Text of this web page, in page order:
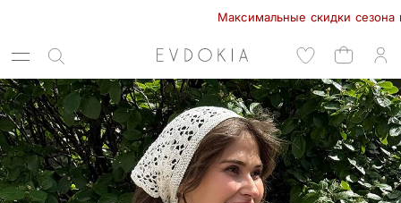
Максимальные скидки сезона в